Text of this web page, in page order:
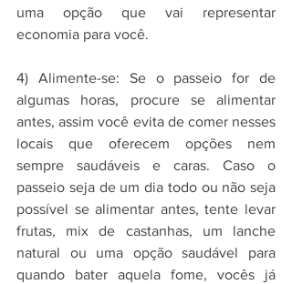
uma opção que vai representar
economia para você.
4) Alimente-se: Se o passeio for de
algumas horas, procure se alimentar
antes, assim você evita de comer nesses
locais que oferecem opções nem
sempre saudáveis e caras. Caso o
passeio seja de um dia todo ou não seja
possível se alimentar antes, tente levar
frutas, mix de castanhas, um lanche
natural ou uma opção saudável para
quando bater aquela fome, vocês já